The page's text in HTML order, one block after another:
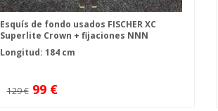
Esquís de fondo usados FISCHER XC
Superlite Crown + fijaciones NNN
Fischer Control
Longitud: 184 cm
129 € 99 €